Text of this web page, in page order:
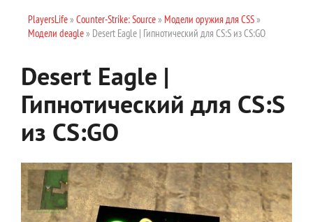
PlayersLife» Counter-Strike: Source» Модели оружия для CSS»
Модели deagle» Desert Eagle | Гипнотический для CS:S из CS:GO
Desert Eagle |
Гипнотический для CS:S
из CS:GO